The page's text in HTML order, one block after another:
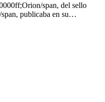
span, del sello
publicaba en su…